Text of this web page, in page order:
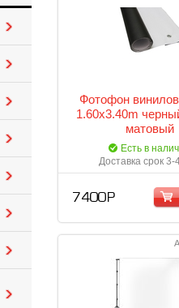
Фотофон
1.60x3.40m
матовый
Есть в
Доставка срок 3-
7 400 Р